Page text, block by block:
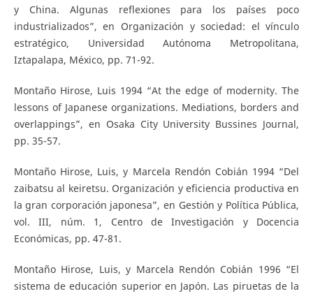
y China. Algunas reflexiones para los países poco
industrializados”, en Organización y sociedad: el vínculo
estratégico, Universidad Autónoma Metropolitana,
Iztapalapa, México, pp. 71-92.
Montaño Hirose, Luis 1994 “At the edge of modernity. The
lessons of Japanese organizations. Mediations, borders and
overlappings”, en Osaka City University Bussines Journal,
pp. 35-57.
Montaño Hirose, Luis, y Marcela Rendón Cobián 1994 “Del
zaibatsu al keiretsu. Organización y eficiencia productiva en
la gran corporación japonesa”, en Gestión y Política Pública,
vol. III, núm. 1, Centro de Investigación y Docencia
Económicas, pp. 47-81.
Montaño Hirose, Luis, y Marcela Rendón Cobián 1996 “El
sistema de educación superior en Japón. Las piruetas de la